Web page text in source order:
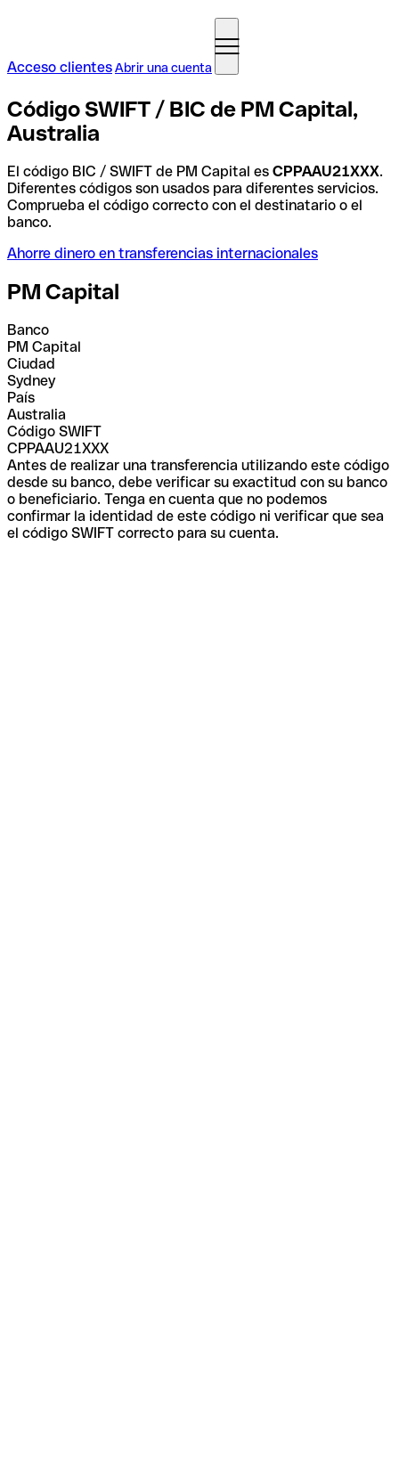
Acceso clientesAbrir una cuenta
Código SWIFT / BIC de PM Capital,
Australia
El código BIC / SWIFT de PM Capital es CPPAAU21XXX.
Diferentes códigos son usados para diferentes servicios.
Comprueba el código correcto con el destinatario o el
banco.
Ahorre dinero en transferencias internacionales
PM Capital
Banco
PM Capital
Ciudad
Sydney
País
Australia
Código SWIFT
CPPAAU21XXX
Antes de realizar una transferencia utilizando este código
desde su banco, debe verificar su exactitud con su banco
o beneficiario. Tenga en cuenta que no podemos
confirmar la identidad de este código ni verificar que sea
el código SWIFT correcto para su cuenta.